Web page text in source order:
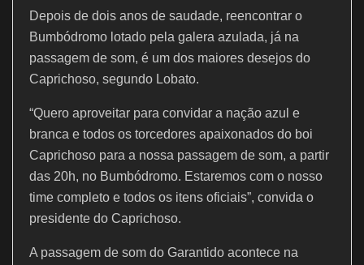
Depois de dois anos de saudade, reencontrar o
Bumbódromo lotado pela galera azulada, já na
passagem de som, é um dos maiores desejos do
Caprichoso, segundo Lobato.
“Quero aproveitar para convidar a nação azul e
branca e todos os torcedores apaixonados do boi
Caprichoso para a nossa passagem de som, a partir
das 20h, no Bumbódromo. Estaremos com o nosso
time completo e todos os itens oficiais”, convida o
presidente do Caprichoso.
A passagem de som do Garantido acontece na